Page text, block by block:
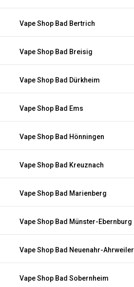
Vape Shop Bad Bertrich
Vape Shop Bad Breisig
Vape Shop Bad Dürkheim
Vape Shop Bad Ems
Vape Shop Bad Hönningen
Vape Shop Bad Kreuznach
Vape Shop Bad Marienberg
Vape Shop Bad Münster-Ebernburg
Vape Shop Bad Neuenahr-Ahrweiler
Vape Shop Bad Sobernheim